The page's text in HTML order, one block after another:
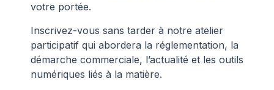
votre portée.
Inscrivez-vous sans tarder à notre atelier
participatif qui abordera la réglementation, la
démarche commerciale, l’actualité et les outils
numériques liés à la matière.